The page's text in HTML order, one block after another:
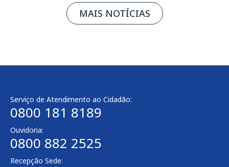
MAIS NOTÍCIAS
Serviço de Atendimento ao Cidadão:
0800 181 8189
Ouvidoria:
0800 882 2525
Recepção Sede: